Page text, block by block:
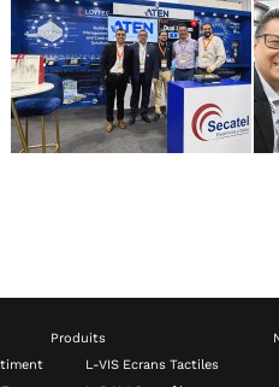
Produits
L-VIS Ecrans Tactiles